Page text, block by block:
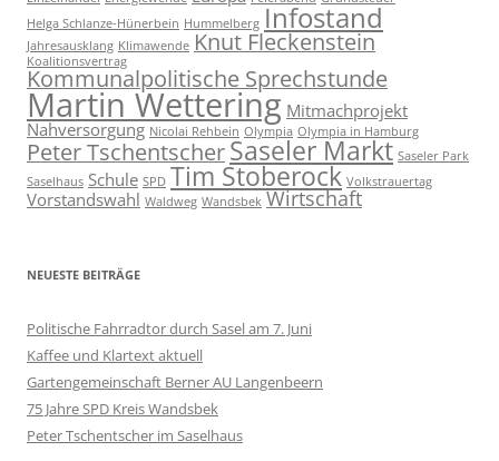
Helga Schlanze-Hünerbein Hummelberg Infostand
Jahresausklang Klimawende Knut Fleckenstein
Koalitionsvertrag
Kommunalpolitische Sprechstunde
Martin Wettering Mitmachprojekt
Nahversorgung Nicolai Rehbein Olympia Olympia in Hamburg
Peter TschentscherSaseler Markt Saseler Park
Saselhaus Schule SPD Tim Stoberock Volkstrauertag
Vorstandswahl Waldweg Wandsbek Wirtschaft
NEUESTE BEITRÄGE
Politische Fahrradtor durch Sasel am 7. Juni
Kaffee und Klartext aktuell
Gartengemeinschaft Berner AU Langenbeern
75 Jahre SPD Kreis Wandsbek
Peter Tschentscher im Saselhaus